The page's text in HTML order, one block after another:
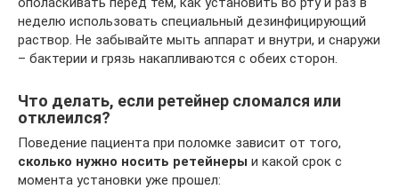
неделю использовать специальный дезинфицирующий
раствор. Не забывайте мыть аппарат и внутри, и снаружи
– бактерии и грязь накапливаются с обеих сторон.
Что делать, если ретейнер сломался или
отклеился?
Поведение пациента при поломке зависит от того,
сколько нужно носить ретейнеры и какой срок с
момента установки уже прошел: